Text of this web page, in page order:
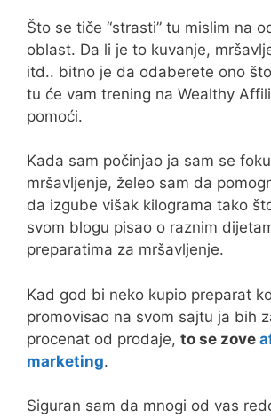
Što se tiče “strasti” tu mislim na
oblast. Da li je to kuvanje,
itd.. bitno je da odaberete ono
tu će vam trening na Wealthy
pomoći.
Kada sam počinjao ja sam se
mršavljenje, želeo sam da
da izgube višak kilograma tako
svom blogu pisao o raznim
preparatima za mršavljenje.
Kad god bi neko kupio preparat
promovisao na svom sajtu ja bih
procenat od prodaje, to se zove
marketing.
Siguran sam da mnogi od vas